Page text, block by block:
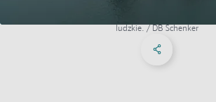
ludzkie. / DB Schenker
Social Media